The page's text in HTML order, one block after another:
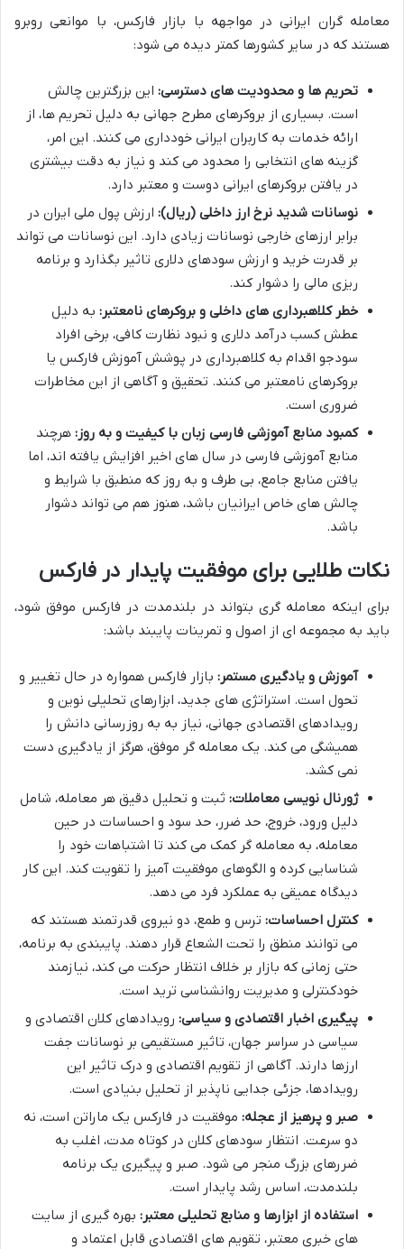
معامله گران ایرانی در مواجهه با بازار فارکس، با موانعی روبرو
هستند که در سایر کشورها کمتر دیده می شود:
تحریم ها و محدودیت های دسترسی: این بزرگترین چالش
است. بسیاری از بروکرهای مطرح جهانی به دلیل تحریم ها، از
ارائه خدمات به کاربران ایرانی خودداری می کنند. این امر،
گزینه های انتخابی را محدود می کند و نیاز به دقت بیشتری
در یافتن بروکرهای ایرانی دوست و معتبر دارد.
نوسانات شدید نرخ ارز داخلی (ریال): ارزش پول ملی ایران در
برابر ارزهای خارجی نوسانات زیادی دارد. این نوسانات می تواند
بر قدرت خرید و ارزش سودهای دلاری تاثیر بگذارد و برنامه
ریزی مالی را دشوار کند.
خطر کلاهبرداری های داخلی و بروکرهای نامعتبر: به دلیل
عطش کسب درآمد دلاری و نبود نظارت کافی، برخی افراد
سودجو اقدام به کلاهبرداری در پوشش آموزش فارکس یا
بروکرهای نامعتبر می کنند. تحقیق و آگاهی از این مخاطرات
ضروری است.
کمبود منابع آموزشی فارسی زبان با کیفیت و به روز: هرچند
منابع آموزشی فارسی در سال های اخیر افزایش یافته اند، اما
یافتن منابع جامع، بی طرف و به روز که منطبق با شرایط و
چالش های خاص ایرانیان باشد، هنوز هم می تواند دشوار
باشد.
نکات طلایی برای موفقیت پایدار در فارکس
برای اینکه معامله گری بتواند در بلندمدت در فارکس موفق شود،
باید به مجموعه ای از اصول و تمرینات پایبند باشد:
آموزش و یادگیری مستمر: بازار فارکس همواره در حال تغییر و
تحول است. استراتژی های جدید، ابزارهای تحلیلی نوین و
رویدادهای اقتصادی جهانی، نیاز به به روزرسانی دانش را
همیشگی می کند. یک معامله گر موفق، هرگز از یادگیری دست
نمی کشد.
ژورنال نویسی معاملات: ثبت و تحلیل دقیق هر معامله، شامل
دلیل ورود، خروج، حد ضرر، حد سود و احساسات در حین
معامله، به معامله گر کمک می کند تا اشتباهات خود را
شناسایی کرده و الگوهای موفقیت آمیز را تقویت کند. این کار
دیدگاه عمیقی به عملکرد فرد می دهد.
کنترل احساسات: ترس و طمع، دو نیروی قدرتمند هستند که
می توانند منطق را تحت الشعاع قرار دهند. پایبندی به برنامه،
حتی زمانی که بازار بر خلاف انتظار حرکت می کند، نیازمند
خودکنترلی و مدیریت روانشناسی ترید است.
پیگیری اخبار اقتصادی و سیاسی: رویدادهای کلان اقتصادی و
سیاسی در سراسر جهان، تاثیر مستقیمی بر نوسانات جفت
ارزها دارند. آگاهی از تقویم اقتصادی و درک تاثیر این
رویدادها، جزئی جدایی ناپذیر از تحلیل بنیادی است.
صبر و پرهیز از عجله: موفقیت در فارکس یک ماراتن است، نه
دو سرعت. انتظار سودهای کلان در کوتاه مدت، اغلب به
ضررهای بزرگ منجر می شود. صبر و پیگیری یک برنامه
بلندمدت، اساس رشد پایدار است.
استفاده از ابزارها و منابع تحلیلی معتبر: بهره گیری از سایت
های خبری معتبر، تقویم های اقتصادی قابل اعتماد و